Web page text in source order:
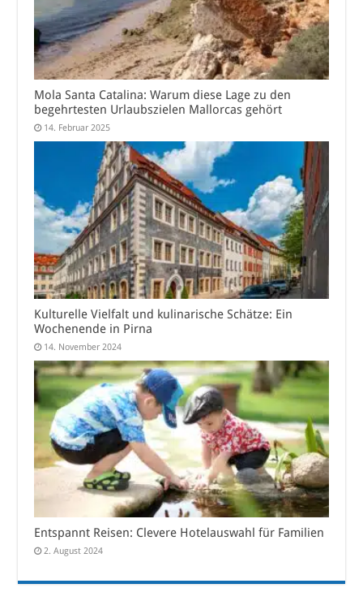
Mola Santa Catalina: Warum diese Lage zu den
begehrtesten Urlaubszielen Mallorcas gehört
14. Februar 2025
Kulturelle Vielfalt und kulinarische Schätze: Ein
Wochenende in Pirna
14. November 2024
Entspannt Reisen: Clevere Hotelauswahl für Familien
2. August 2024